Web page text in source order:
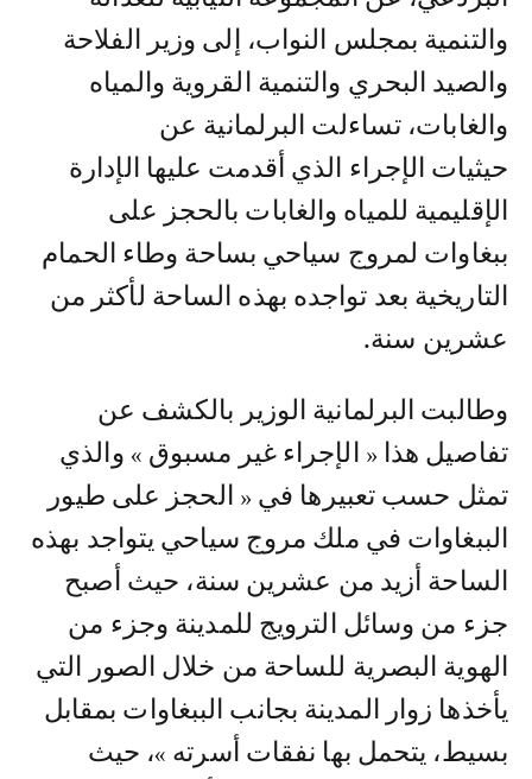
والتنمية بمجلس النواب، إلى وزير الفلاحة
والصيد البحري والتنمية القروية والمياه
والغابات، تساءلت البرلمانية عن
حيثيات الإجراء الذي أقدمت عليها الإدارة
الإقليمية للمياه والغابات بالحجز على
ببغاوات لمروج سياحي بساحة وطاء الحمام
التاريخية بعد تواجده بهذه الساحة لأكثر من
عشرين سنة.
وطالبت البرلمانية الوزير بالكشف عن
تفاصيل هذا « الإجراء غير مسبوق » والذي
تمثل حسب تعبيرها في « الحجز على طيور
الببغاوات في ملك مروج سياحي يتواجد بهذه
الساحة أزيد من عشرين سنة، حيث أصبح
جزء من وسائل الترويج للمدينة وجزء من
الهوية البصرية للساحة من خلال الصور التي
يأخذها زوار المدينة بجانب الببغاوات بمقابل
بسيط، يتحمل بها نفقات أسرته »، حيث